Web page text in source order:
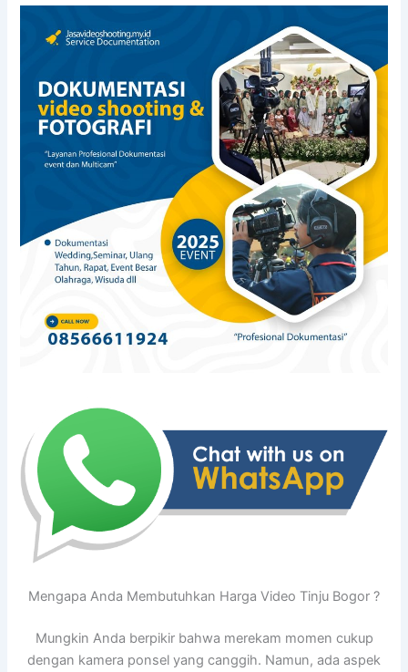
Mengapa Anda Membutuhkan Harga Video Tinju Bogor ?
Mungkin Anda berpikir bahwa merekam momen cukup
dengan kamera ponsel yang canggih. Namun, ada aspek